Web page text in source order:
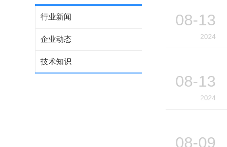
行业新闻
企业动态
技术知识
08-13
2024
08-13
2024
08-09